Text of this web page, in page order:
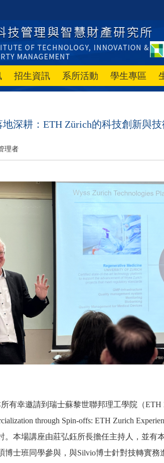
招生資訊 系所活動 學生專區
地深耕：ETH Zürich的科技創新與
理者
所有幸邀請到瑞士蘇黎世聯邦理工學院（ETH
through Spin-offs: ETH Zurich
。本場講座由莊弘鈺所長擔任主持人，並有
博士班同學參與，與Silvio博士針對技轉實務